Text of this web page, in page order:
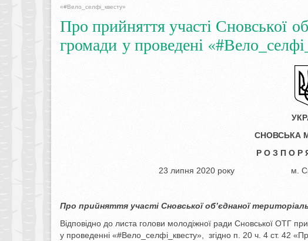
«#Вело_селфі_квесту»
Про прийняття участі Сновської
громади у проведені
СНОВСЬКА
Р О З П О Р
23 липня 2020
Про прийняття участі Сновськоїоб’єднаної
Відповідно до листа голови молодіжної ради Сновської ОТГ
у проведенні «#Вело_селфі_квесту», згідно п. 20 ч. 4 ст. 42